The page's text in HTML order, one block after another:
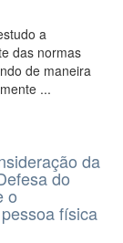
a
das normas
de maneira
...
da
do
o
física